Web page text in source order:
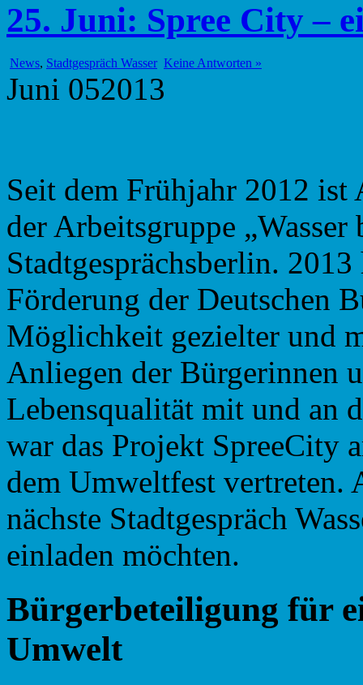
25. Juni: Spree City –
News, Stadtgespräch Wasser Keine Antworten »
Juni 052013
Seit dem Frühjahr 2012
der Arbeitsgruppe
Stadtgesprächsberlin.
Förderung der Deutschen
Möglichkeit gezielter und
Anliegen der Bürgerinnen
Lebensqualität mit und an
war das Projekt SpreeCity
dem Umweltfest vertreten.
nächste Stadtgespräch
einladen möchten.
Bürgerbeteiligung für
Umwelt